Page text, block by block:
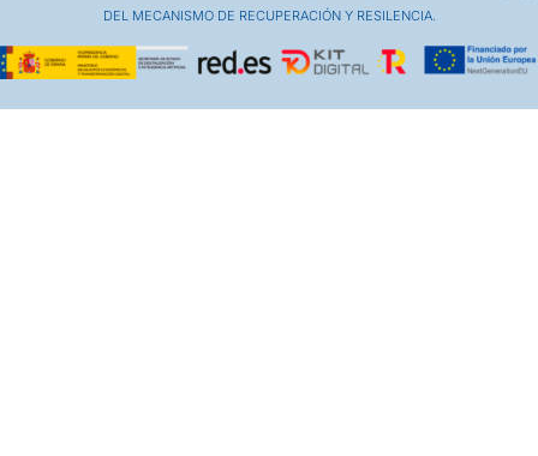
DEL MECANISMO DE RECUPERACIÓN Y RESILENCIA.